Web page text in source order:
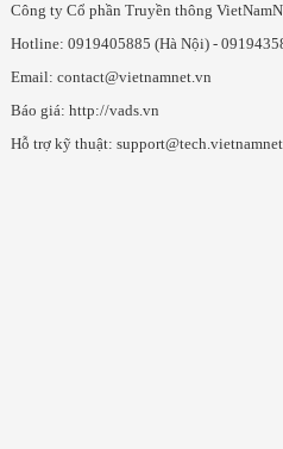
Công ty Cổ phần Truyền thông
Hotline: 0919405885 (Hà Nội)-
Email: contact@vietnamnet.vn
Báo giá: http://vads.vn
Hỗ trợ kỹ thuật: